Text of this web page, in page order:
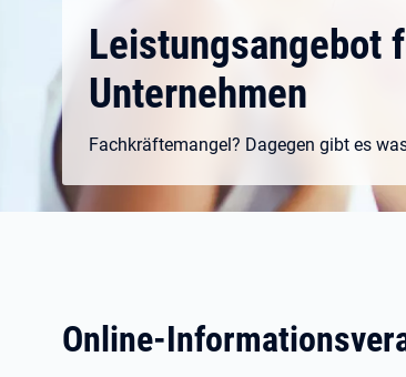
Leistungsangebot
Unternehmen
Fachkräftemangel? Dagegen gibt es
Online-